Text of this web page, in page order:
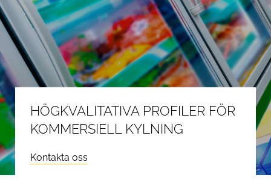
HÖGKVALITATIVA PROFILER FÖR
KOMMERSIELL KYLNING
Kontakta oss